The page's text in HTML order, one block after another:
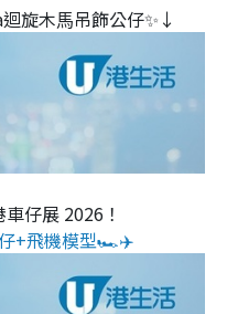
旋木⾺吊飾公仔✨↓
仔展 2026！
仔+飛機模型🏎️✈️